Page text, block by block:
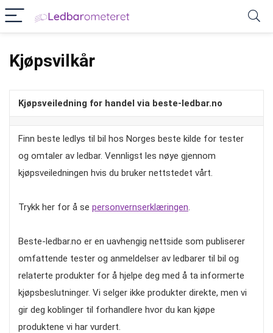
Kjøpsvilkår
Kjøpsveiledning for handel via beste-ledbar.no
Finn beste ledlys til bil hos Norges beste kilde for tester
og omtaler av ledbar. Vennligst les nøye gjennom
kjøpsveiledningen hvis du bruker nettstedet vårt.
Trykk her for å se personvernserklæringen.
Beste-ledbar.no er en uavhengig nettside som publiserer
omfattende tester og anmeldelser av ledbarer til bil og
relaterte produkter for å hjelpe deg med å ta informerte
kjøpsbeslutninger. Vi selger ikke produkter direkte, men vi
gir deg koblinger til forhandlere hvor du kan kjøpe
produktene vi har vurdert.